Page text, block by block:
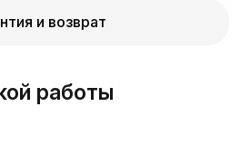
и возврат
работы